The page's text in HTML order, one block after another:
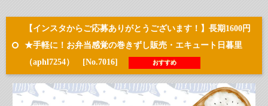
【インスタからご応募ありがとうございます！】長期1600円
★手軽に！お弁当感覚の巻きずし販売・エキュート日暮里
（aphl7254） [No.7016]
おすすめ